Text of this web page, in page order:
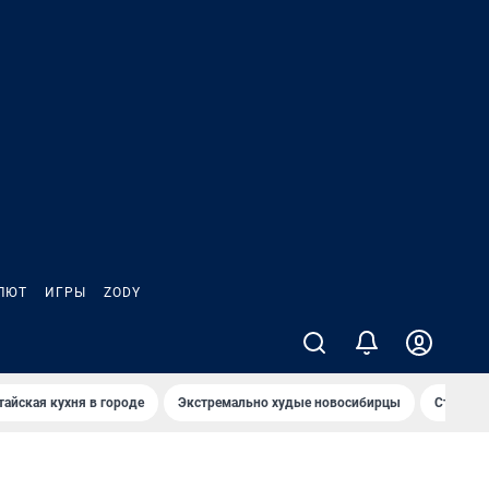
ИГРЫ ZODY
кухня в городе Экстремально худые новосибирцы Старт